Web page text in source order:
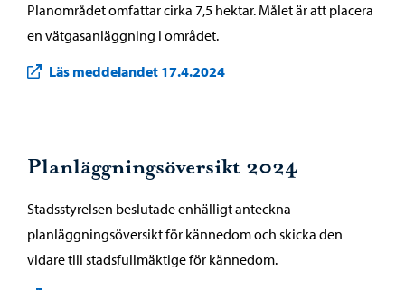
Planområdet omfattar cirka 7,5 hektar. Målet är att placera
en vätgasanläggning i området.
Läs meddelandet 17.4.2024
Planläggningsöversikt 2024
Stadsstyrelsen beslutade enhälligt anteckna
planläggningsöversikt för kännedom och skicka den
vidare till stadsfullmäktige för kännedom.